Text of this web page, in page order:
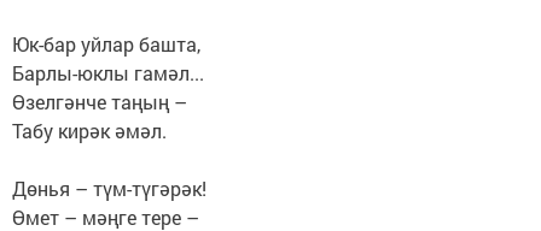
Юк-бар уйлар башта,
Барлы-юклы гамәл...
Өзелгәнче таңың –
Табу кирәк әмәл.
Дөнья – түм-түгәрәк!
Өмет – мәңге тере –